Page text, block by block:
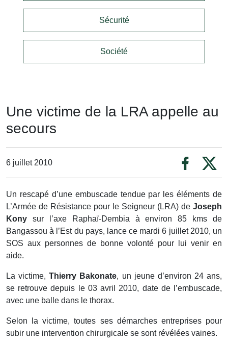
Sécurité
Société
Une victime de la LRA appelle au
secours
6 juillet 2010
Un rescapé d’une embuscade tendue par les éléments de
L’Armée de Résistance pour le Seigneur (LRA) de Joseph
Kony sur l’axe Raphaï-Dembia à environ 85 kms de
Bangassou à l’Est du pays, lance ce mardi 6 juillet 2010, un
SOS aux personnes de bonne volonté pour lui venir en
aide.
La victime,Thierry Bakonate, un jeune d’environ 24 ans,
se retrouve depuis le 03 avril 2010, date de l’embuscade,
avec une balle dans le thorax.
Selon la victime, toutes ses démarches entreprises pour
subir une intervention chirurgicale se sont révélées vaines.